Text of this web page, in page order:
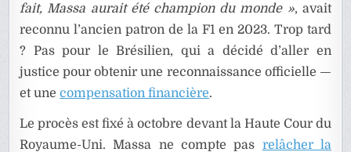
fait, Massa aurait été champion du monde », avait
reconnu l’ancien patron de la F1 en 2023. Trop tard
? Pas pour le Brésilien, qui a décidé d’aller en
justice pour obtenir une reconnaissance officielle —
et unecompensation financière.
Le procès est fixé à octobre devant la Haute Cour du
Royaume-Uni. Massa ne compte pas relâcher la